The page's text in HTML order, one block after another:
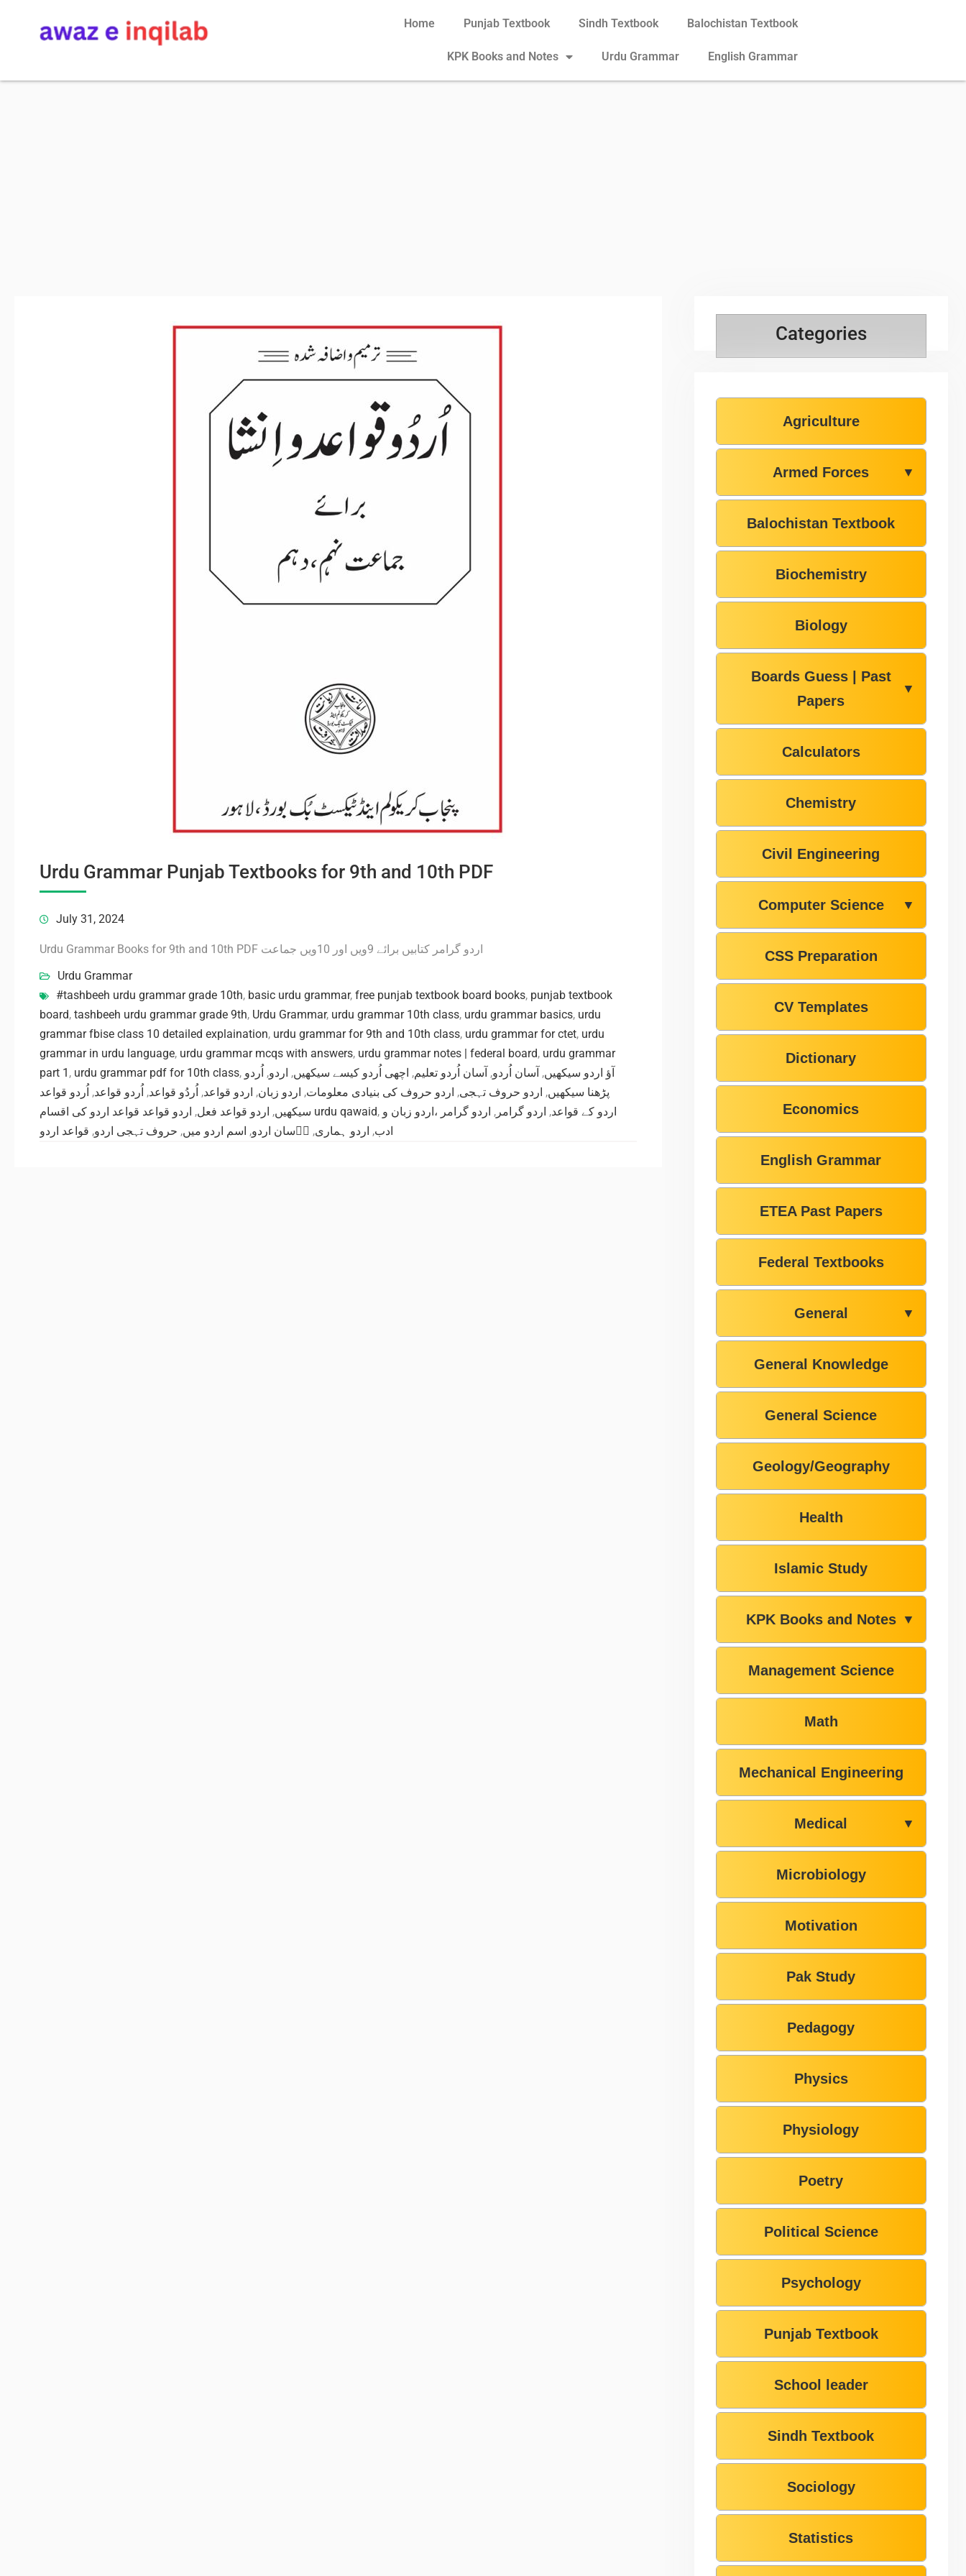
Home Punjab Textbook Sindh Textbook Balochistan Textbook
KPK Books and Notes Urdu Grammar English Grammar
Urdu Grammar Punjab Textbooks for 9th and 10th PDF
July 31, 2024
Urdu Grammar Books for 9th and 10th PDF اردو گرامر کتابیں برائے 9ویں اور 10ویں جماعت
Urdu Grammar
#tashbeeh urdu grammar grade 10th, basic urdu grammar, free punjab textbook board books, punjab textbook
board, tashbeeh urdu grammar grade 9th, Urdu Grammar, urdu grammar 10th class, urdu grammar basics, urdu
grammar fbise class 10 detailed explaination, urdu grammar for 9th and 10th class, urdu grammar for ctet, urdu
grammar in urdu language, urdu grammar mcqs with answers, urdu grammar notes | federal board, urdu grammar
part 1 , urdu grammar pdf for 10th class, آؤ اردو سیکھیں, آسان اُردو, آسان اُردو تعلیم, اچھی اُردو کیسے سیکھیں, اردو, اُردو
پڑھنا سیکھیں, اردو حروف تہجی, اردو حروف کی بنیادی معلومات, اردو زبان, اردو قواعد, اُردُو قواعد, اُردو قواعد, اُردو قواعد
سیکھیں, اردو قواعد فعل, اردو قواعد قواعد اردو کی اقسام urdu qawaid, اردو کے قواعد, اردو گرامر , اردو گرامر ،اردو زبان و
ادب, اردو ہماری, اۤسان اردو, اسم اردو میں, حروف تہجی اردو, قواعد اردو
Categories
Agriculture
Armed Forces ▼
Balochistan Textbook
Biochemistry
Biology
Boards Guess | Past
Papers
▼
Calculators
Chemistry
Civil Engineering
Computer Science ▼
CSS Preparation
CV Templates
Dictionary
Economics
English Grammar
ETEA Past Papers
Federal Textbooks
General ▼
General Knowledge
General Science
Geology/Geography
Health
Islamic Study
KPK Books and Notes ▼
Management Science
Math
Mechanical Engineering
Medical ▼
Microbiology
Motivation
Pak Study
Pedagogy
Physics
Physiology
Poetry
Political Science
Psychology
Punjab Textbook
School leader
Sindh Textbook
Sociology
Statistics